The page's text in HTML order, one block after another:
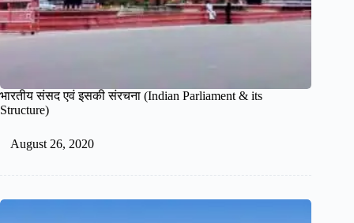
भारतीय संसद एवं इसकी संरचना (Indian Parliament & its
Structure)
August 26, 2020